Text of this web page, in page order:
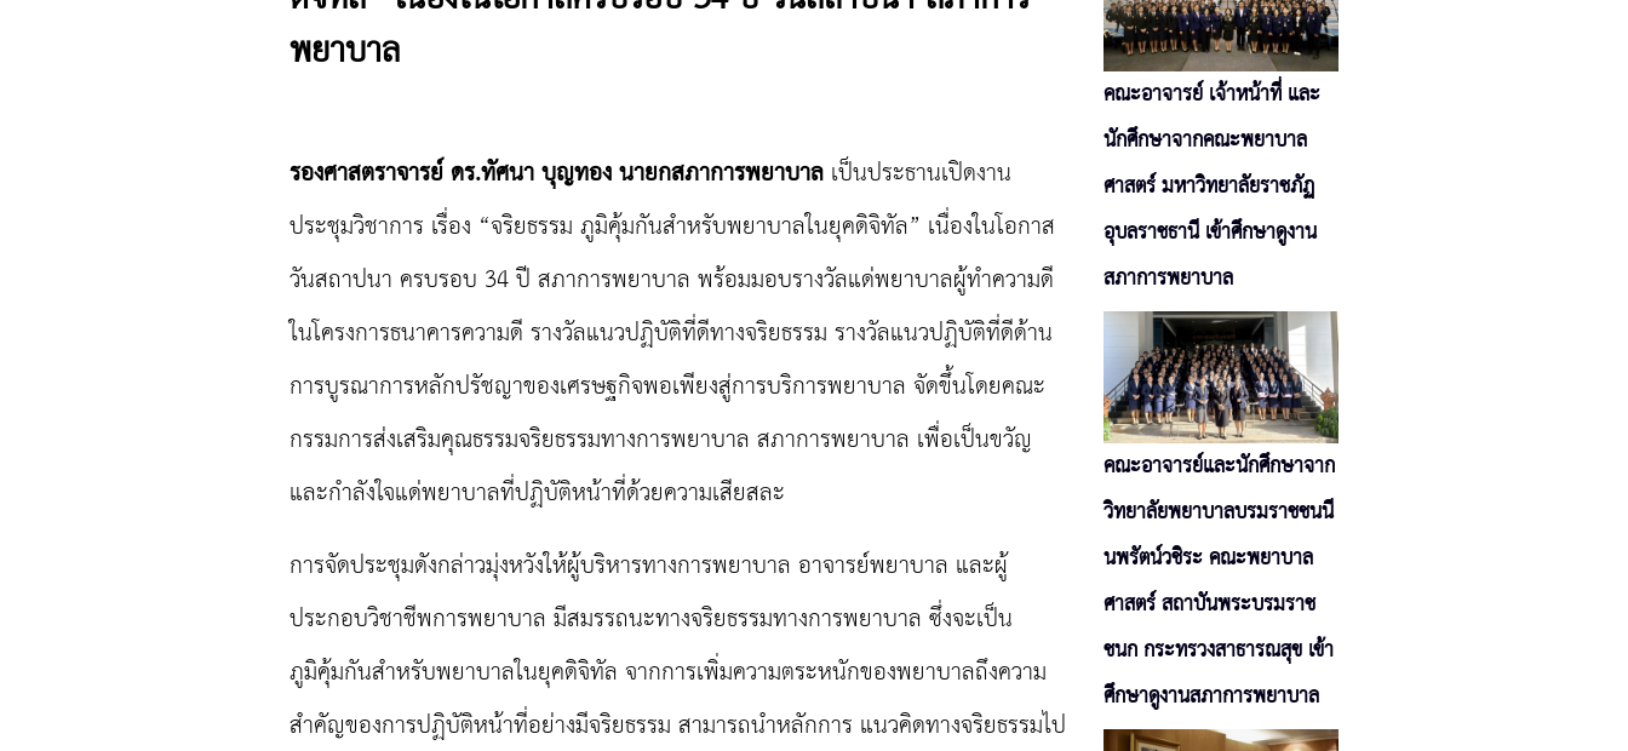
พยาบาล
รองศาสตราจารย์ ดร.ทัศนา บุญทอง นายกสภาการพยาบาลเป็นประธานเปิดงาน
ประชุมวิชาการ เรื่อง “จริยธรรม ภูมิคุ้มกันสำหรับพยาบาลในยุคดิจิทัล” เนื่องในโอกาส
วันสถาปนา ครบรอบ 34 ปี สภาการพยาบาล พร้อมมอบรางวัลแด่พยาบาลผู้ทำความดี
ในโครงการธนาคารความดี รางวัลแนวปฏิบัติที่ดีทางจริยธรรม รางวัลแนวปฏิบัติที่ดีด้าน
การบูรณาการหลักปรัชญาของเศรษฐกิจพอเพียงสู่การบริการพยาบาล จัดขึ้นโดยคณะ
กรรมการส่งเสริมคุณธรรมจริยธรรมทางการพยาบาล สภาการพยาบาล เพื่อเป็นขวัญ
และกำลังใจแด่พยาบาลที่ปฏิบัติหน้าที่ด้วยความเสียสละ
การจัดประชุมดังกล่าวมุ่งหวังให้ผู้บริหารทางการพยาบาล อาจารย์พยาบาล และผู้
ประกอบวิชาชีพการพยาบาล มีสมรรถนะทางจริยธรรมทางการพยาบาล ซึ่งจะเป็น
ภูมิคุ้มกันสำหรับพยาบาลในยุคดิจิทัล จากการเพิ่มความตระหนักของพยาบาลถึงความ
สำคัญของการปฏิบัติหน้าที่อย่างมีจริยธรรม สามารถนำหลักการ แนวคิดทางจริยธรรมไป
คณะอาจารย์ เจ้าหน้าที่ และ
นักศึกษาจากคณะพยาบาล
ศาสตร์ มหาวิทยาลัยราชภัฏ
อุบลราชธานี เข้าศึกษาดูงาน
สภาการพยาบาล
คณะอาจารย์และนักศึกษาจาก
วิทยาลัยพยาบาลบรมราชชนนี
นพรัตน์วชิระ คณะพยาบาล
ศาสตร์ สถาบันพระบรมราช
ชนก กระทรวงสาธารณสุข เข้า
ศึกษาดูงานสภาการพยาบาล